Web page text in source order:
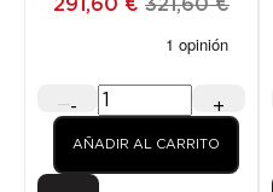
- +
AÑADIR AL CARRITO